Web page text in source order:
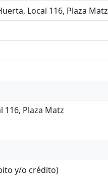
Local 116, Plaza Matz
116, Plaza Matz
y/o crédito)